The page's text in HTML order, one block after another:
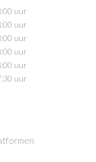
uur
uur
uur
uur
uur
uur